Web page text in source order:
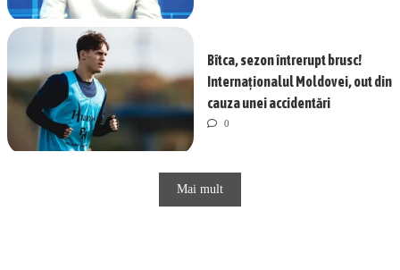
Bîtca, sezon întrerupt brusc!
Internaționalul Moldovei, out din
cauza unei accidentări
0
Mai mult